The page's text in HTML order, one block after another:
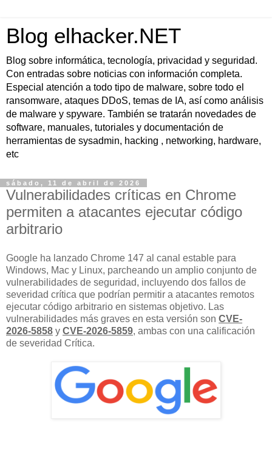
Blog elhacker.NET
Blog sobre informática, tecnología, privacidad y seguridad.
Con entradas sobre noticias con información completa.
Especial atención a todo tipo de malware, sobre todo el
ransomware, ataques DDoS, temas de IA, así como análisis
de malware y spyware. También se tratarán novedades de
software, manuales, tutoriales y documentación de
herramientas de sysadmin, hacking , networking, hardware,
etc
sábado, 11 de abril de 2026
Vulnerabilidades críticas en Chrome
permiten a atacantes ejecutar código
arbitrario
Google ha lanzado Chrome 147 al canal estable para
Windows, Mac y Linux, parcheando un amplio conjunto de
vulnerabilidades de seguridad, incluyendo dos fallos de
severidad crítica que podrían permitir a atacantes remotos
ejecutar código arbitrario en sistemas objetivo. Las
vulnerabilidades más graves en esta versión son CVE-
2026-5858 y CVE-2026-5859, ambas con una calificación
de severidad Crítica.